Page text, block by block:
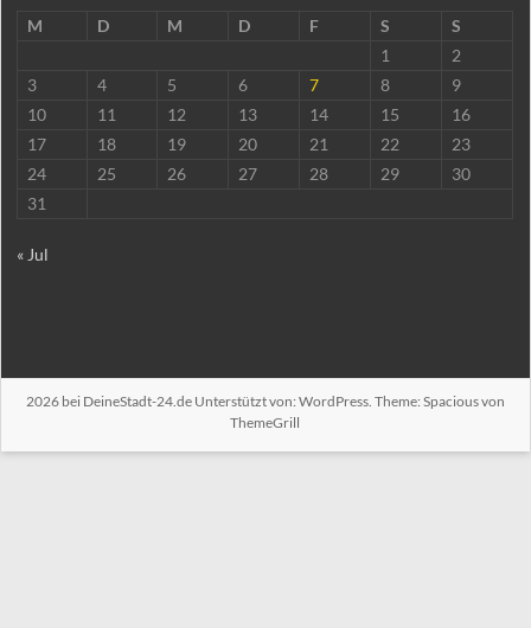
M
D M D F S
S
1
2
3
4 5 6 7 8
9
10
11 12 13 14 15
16
17
18 19 20 21 22
23
24
25 26 27 28 29
30
31
« Jul
2026 bei DeineStadt-24.deUnterstützt von: WordPress. Theme: Spacious von
ThemeGrill